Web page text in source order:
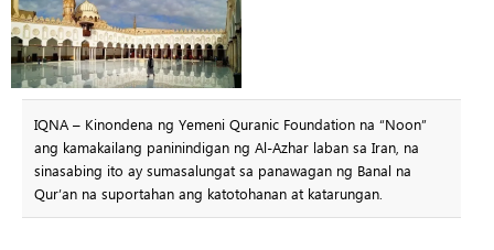
IQNA – Kinondena ng Yemeni Quranic Foundation na “Noon”
ang kamakailang paninindigan ng Al-Azhar laban sa Iran, na
sinasabing ito ay sumasalungat sa panawagan ng Banal na
Qur’an na suportahan ang katotohanan at katarungan.